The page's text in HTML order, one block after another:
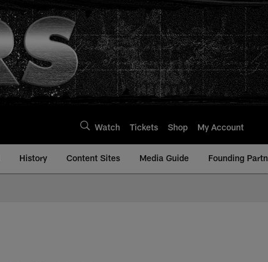
Watch Tickets Shop My Account
History Content Sites Media Guide Founding